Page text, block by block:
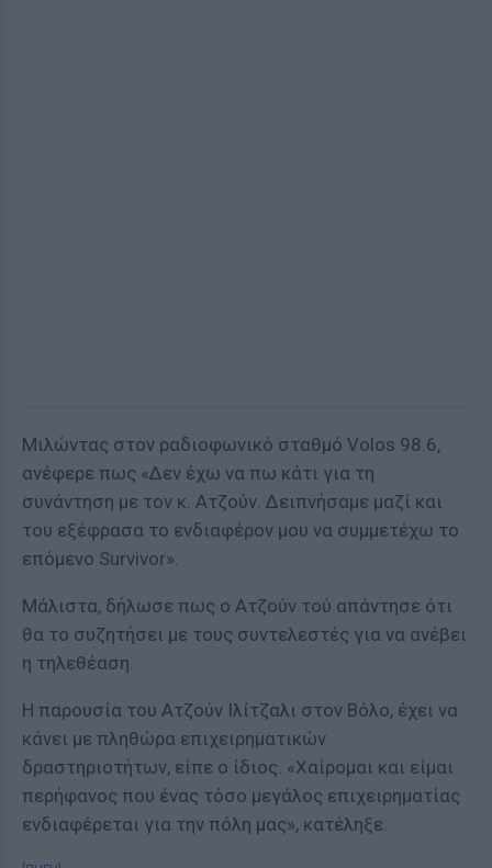
Μιλώντας στον ραδιοφωνικό σταθμό Volos 98.6,
ανέφερε πως «Δεν έχω να πω κάτι για τη
συνάντηση με τον κ. Ατζούν. Δειπνήσαμε μαζί και
του εξέφρασα το ενδιαφέρον μου να συμμετέχω το
επόμενο Survivor».
Μάλιστα, δήλωσε πως ο Ατζούν τού απάντησε ότι
θα το συζητήσει με τους συντελεστές για να ανέβει
η τηλεθέαση.
H παρουσία του Ατζούν Ιλίτζαλι στον Βόλο, έχει να
κάνει με πληθώρα επιχειρηματικών
δραστηριοτήτων, είπε ο ίδιος. «Χαίρομαι και είμαι
περήφανος που ένας τόσο μεγάλος επιχειρηματίας
ενδιαφέρεται για την πόλη μας», κατέληξε.